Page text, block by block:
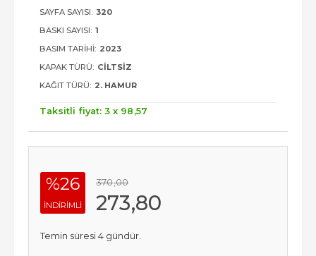
SAYFA SAYISI: 320
BASKI SAYISI: 1
BASIM TARIHI: 2023
KAPAK TÜRÜ: CILTSIZ
KAĞIT TÜRÜ: 2. HAMUR
Taksitli fiyat: 3 x 98 ,57
%26
INDIRIMLI
370,00
273,80
Temin süresi 4 gündür.